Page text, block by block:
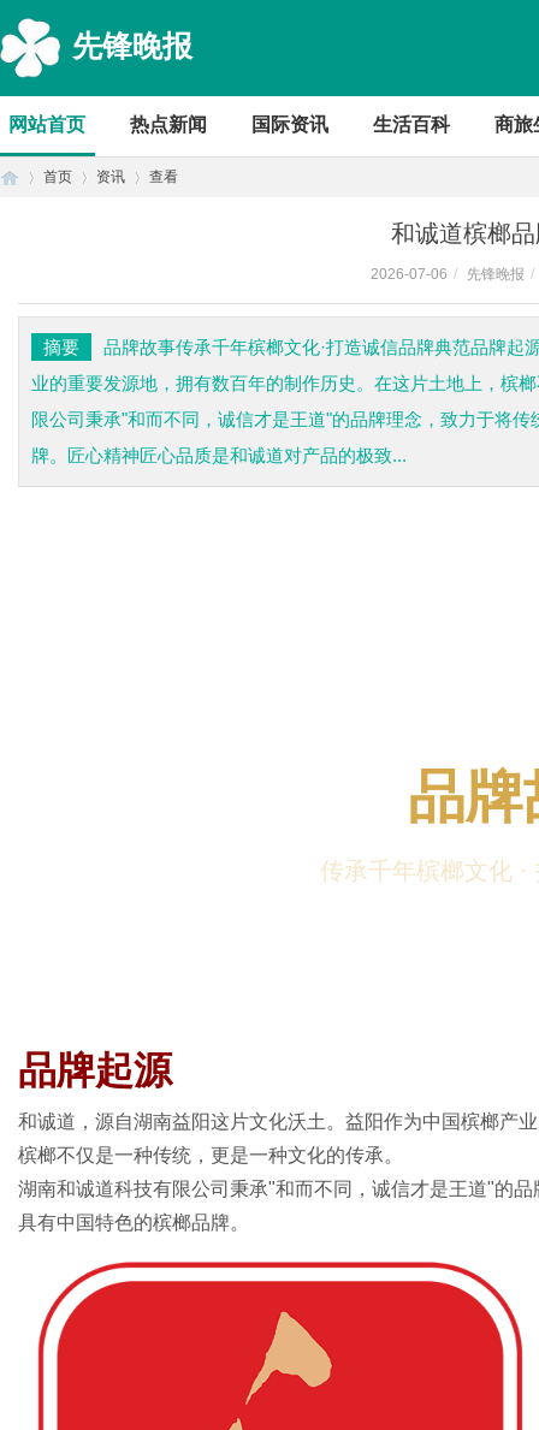
先锋晚报
网站首页 热点新闻 国际资讯 生活百科 商旅
首页 资讯 查看
和诚道槟榔
2026-07-06 / 先锋晚报 /
摘要
品牌故事传承千年槟榔文化·打造诚信品牌典范品牌
业的重要发源地，拥有数百年的制作历史。在这片土地上，槟
限公司秉承"和而不同，诚信才是王道"的品牌理念，致力于将
牌。匠心精神匠心品质是和诚道对产品的极致...
品牌
传承千年槟榔文化
品牌起源
和诚道，源自湖南益阳这片文化沃土。益阳作为中国槟榔产
槟榔不仅是一种传统，更是一种文化的传承。
湖南和诚道科技有限公司秉承"和而不同，诚信才是王道"的
具有中国特色的槟榔品牌。